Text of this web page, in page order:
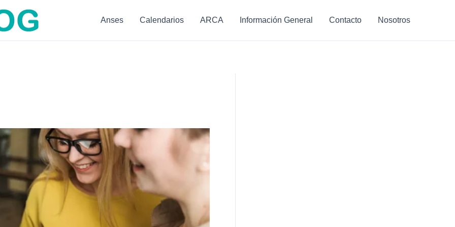
Anses Calendarios ARCA Información General Contacto Nosotros